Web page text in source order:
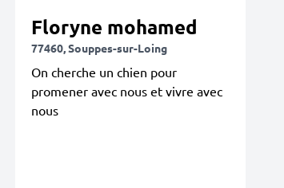
Floryne mohamed
77460, Souppes-sur-Loing
On cherche un chien pour
promener avec nous et vivre avec
nous